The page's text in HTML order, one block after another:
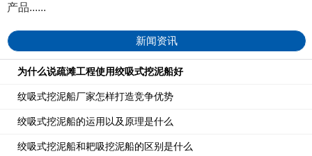
产品......
新闻资讯
为什么说疏滩工程使用绞吸式挖泥船好
纹吸式挖泥船厂家怎样打造竞争优势
绞吸式挖泥船的运用以及原理是什么
绞吸式挖泥船和耙吸挖泥船的区别是什么